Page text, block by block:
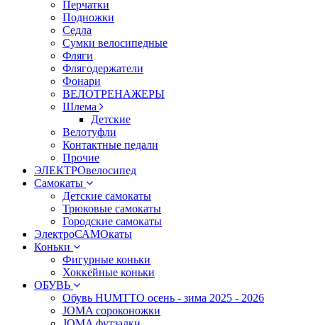
Перчатки
Подножки
Седла
Сумки велосипедные
Фляги
Флягодержатели
Фонари
ВЕЛОТРЕНАЖЕРЫ
Шлема
Детские
Велотуфли
Контактные педали
Прочие
ЭЛЕКТРОвелосипед
Самокаты
Детские самокаты
Трюковые самокаты
Городские самокаты
ЭлектроСАМОкаты
Коньки
Фигурные коньки
Хоккейные коньки
ОБУВЬ
Обувь HUMTTO осень - зима 2025 - 2026
JOMA сороконожки